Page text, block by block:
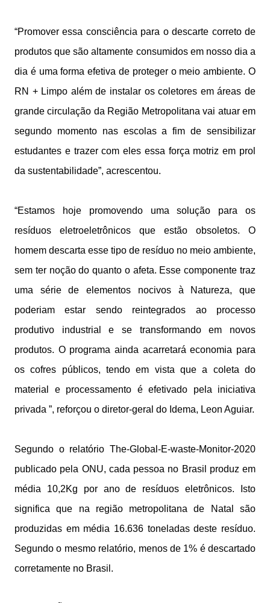
“Promover essa consciência para o descarte correto de
produtos que são altamente consumidos em nosso dia a
dia é uma forma efetiva de proteger o meio ambiente. O
RN + Limpo além de instalar os coletores em áreas de
grande circulação da Região Metropolitana vai atuar em
segundo momento nas escolas a fim de sensibilizar
estudantes e trazer com eles essa força motriz em prol
da sustentabilidade”, acrescentou.
“Estamos hoje promovendo uma solução para os
resíduos eletroeletrônicos que estão obsoletos. O
homem descarta esse tipo de resíduo no meio ambiente,
sem ter noção do quanto o afeta. Esse componente traz
uma série de elementos nocivos à Natureza, que
poderiam estar sendo reintegrados ao processo
produtivo industrial e se transformando em novos
produtos. O programa ainda acarretará economia para
os cofres públicos, tendo em vista que a coleta do
material e processamento é efetivado pela iniciativa
privada ”, reforçou o diretor-geral do Idema, Leon Aguiar.
Segundo o relatório The-Global-E-waste-Monitor-2020
publicado pela ONU, cada pessoa no Brasil produz em
média 10,2Kg por ano de resíduos eletrônicos. Isto
significa que na região metropolitana de Natal são
produzidas em média 16.636 toneladas deste resíduo.
Segundo o mesmo relatório, menos de 1% é descartado
corretamente no Brasil.